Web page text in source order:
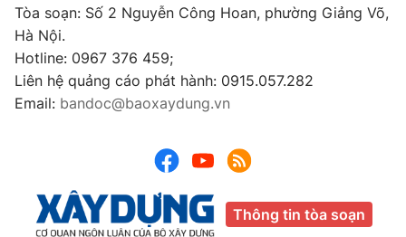
Tòa soạn: Số 2 Nguyễn Công Hoan, phường Giảng Võ,
Hà Nội.
Hotline: 0967 376 459;
Liên hệ quảng cáo phát hành: 0915.057.282
Email: bandoc@baoxaydung.vn
Thông tin tòa soạn